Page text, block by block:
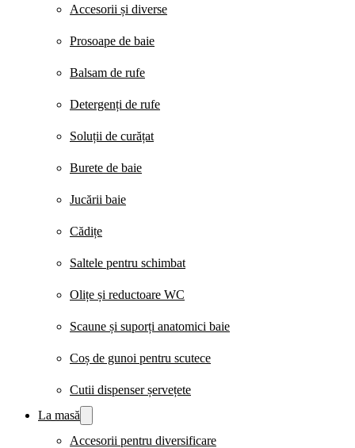
Accesorii și diverse
Prosoape de baie
Balsam de rufe
Detergenți de rufe
Soluții de curățat
Burete de baie
Jucării baie
Cădițe
Saltele pentru schimbat
Olițe și reductoare WC
Scaune și suporți anatomici baie
Coș de gunoi pentru scutece
Cutii dispenser șervețete
La masă
Accesorii pentru diversificare